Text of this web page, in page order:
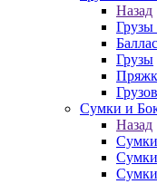
Назад
Грузы
Сумки и
Назад
Сумки